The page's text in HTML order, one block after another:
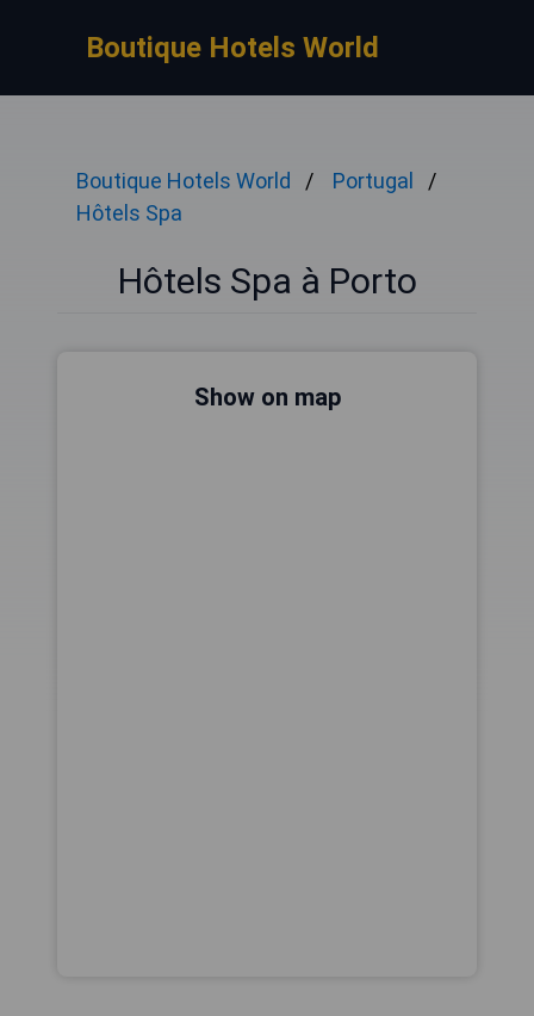
Boutique Hotels World
Boutique Hotels World
Portugal
Hôtels Spa
Hôtels Spa à Porto
Show on map